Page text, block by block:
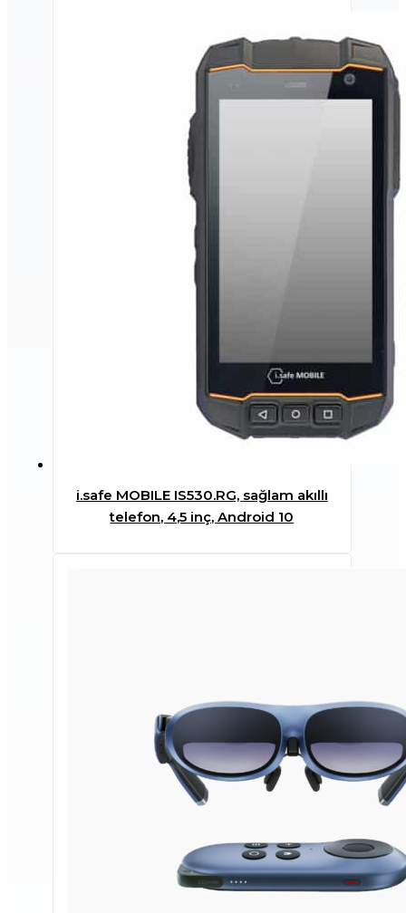
i.safe MOBILE IS530.RG, sağlam akıllı
telefon, 4,5 inç, Android 10